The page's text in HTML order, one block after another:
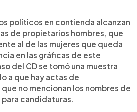
políticos en contienda alcanzan
de propietarios hombres, que
al de las mujeres que queda
en las gráficas de este
del CD se tomó una muestra
a que hay actas de
no mencionan los nombres de
candidaturas.